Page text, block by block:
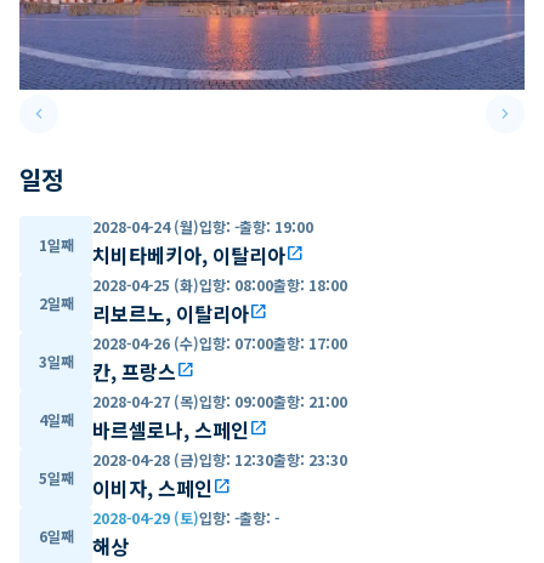
keyboard_arrow_leftPrevious slide keyboard_arrow_right
일정
1일째
2028-04-24 (월)입항: -출항: 19:00
치비타베키아, 이탈리아open_in_new
2일째
2028-04-25 (화)입항: 08:00출항: 18:00
리보르노, 이탈리아open_in_new
3일째
2028-04-26 (수)입항: 07:00출항: 17:00
칸, 프랑스open_in_new
4일째
2028-04-27 (목)입항: 09:00출항: 21:00
바르셀로나, 스페인open_in_new
5일째
2028-04-28 (금)입항: 12:30출항: 23:30
이비자, 스페인open_in_new
6일째
2028-04-29 (토)입항: -출항: -
해상